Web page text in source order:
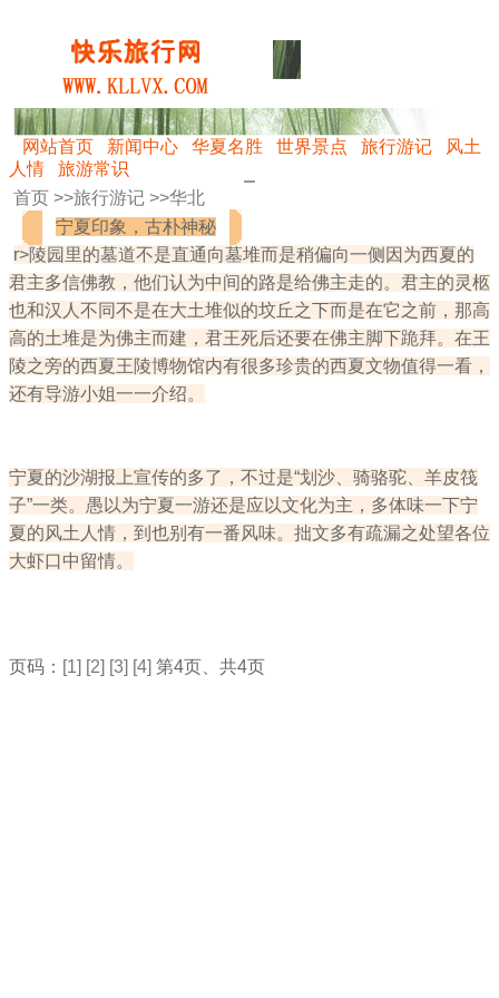
网站首页 新闻中心 华夏名胜 世界景点 旅行游记
风土
人情
旅游常识
首页 >>旅行游记 >>华北
宁夏印象，古朴神秘
r>陵园里的墓道不是直通向墓堆而是稍偏向一侧因为西夏的
君主多信佛教，他们认为中间的路是给佛主走的。君主的灵柩
也和汉人不同不是在大土堆似的坟丘之下而是在它之前，那高
高的土堆是为佛主而建，君王死后还要在佛主脚下跪拜。在王
陵之旁的西夏王陵博物馆内有很多珍贵的西夏文物值得一看，
还有导游小姐一一介绍。
宁夏的沙湖报上宣传的多了，不过是“划沙、骑骆驼、羊皮筏
子”一类。愚以为宁夏一游还是应以文化为主，多体味一下宁
夏的风土人情，到也别有一番风味。拙文多有疏漏之处望各位
大虾口中留情。
页码： [1] [2] [3] [4] 第4页、共4页